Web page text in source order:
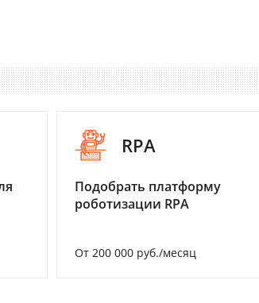
RPA
Подобрать платформу
роботизации RPA
От 200 000 руб./месяц